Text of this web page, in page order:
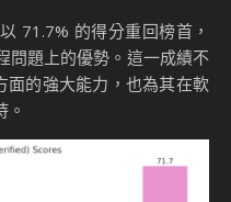
71.7% 的得分重回榜首，
問題上的優勢。這一成績不
的強大能力，也為其在軟